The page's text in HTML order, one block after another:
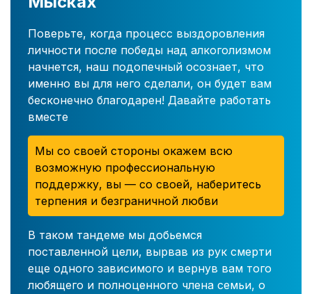
Поверьте, когда процесс выздоровления
личности после победы над алкоголизмом
начнется, наш подопечный осознает, что
именно вы для него сделали, он будет вам
бесконечно благодарен! Давайте работать
вместе
Мы со своей стороны окажем всю
возможную профессиональную
поддержку, вы — со своей, наберитесь
терпения и безграничной любви
В таком тандеме мы добьемся
поставленной цели, вырвав из рук смерти
еще одного зависимого и вернув вам того
любящего и полноценного члена семьи, о